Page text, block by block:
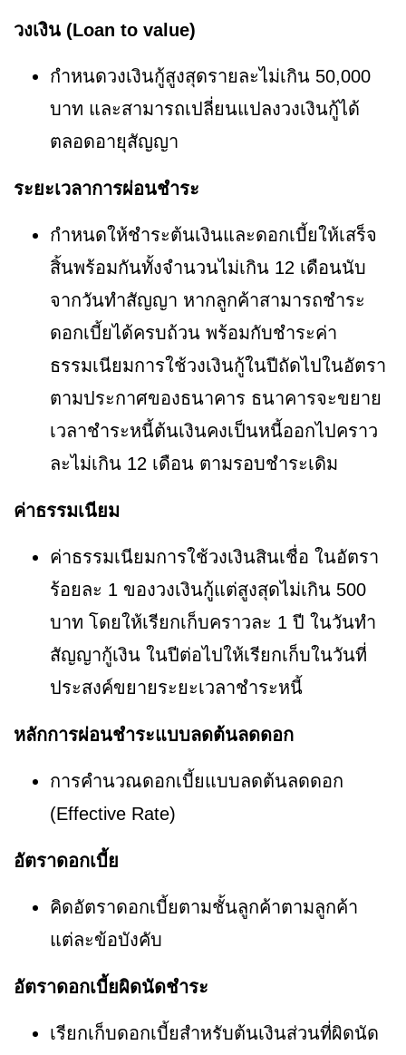
วงเงิน (Loan to value)
กำหนดวงเงินกู้สูงสุดรายละไม่เกิน 50,000
บาท และสามารถเปลี่ยนแปลงวงเงินกู้ได้
ตลอดอายุสัญญา
ระยะเวลาการผ่อนชำระ
กำหนดให้ชำระต้นเงินและดอกเบี้ยให้เสร็จ
สิ้นพร้อมกันทั้งจำนวนไม่เกิน 12 เดือนนับ
จากวันทำสัญญา หากลูกค้าสามารถชำระ
ดอกเบี้ยได้ครบถ้วน พร้อมกับชำระค่า
ธรรมเนียมการใช้วงเงินกู้ในปีถัดไปในอัตรา
ตามประกาศของธนาคาร ธนาคารจะขยาย
เวลาชำระหนี้ต้นเงินคงเป็นหนี้ออกไปคราว
ละไม่เกิน 12 เดือน ตามรอบชำระเดิม
ค่าธรรมเนียม
ค่าธรรมเนียมการใช้วงเงินสินเชื่อ ในอัตรา
ร้อยละ 1 ของวงเงินกู้แต่สูงสุดไม่เกิน 500
บาท โดยให้เรียกเก็บคราวละ 1 ปี ในวันทำ
สัญญากู้เงิน ในปีต่อไปให้เรียกเก็บในวันที่
ประสงค์ขยายระยะเวลาชำระหนี้
หลักการผ่อนชำระแบบลดต้นลดดอก
การคำนวณดอกเบี้ยแบบลดต้นลดดอก
(Effective Rate)
อัตราดอกเบี้ย
คิดอัตราดอกเบี้ยตามชั้นลูกค้าตามลูกค้า
แต่ละข้อบังคับ
อัตราดอกเบี้ยผิดนัดชำระ
เรียกเก็บดอกเบี้ยสำหรับต้นเงินส่วนที่ผิดนัด